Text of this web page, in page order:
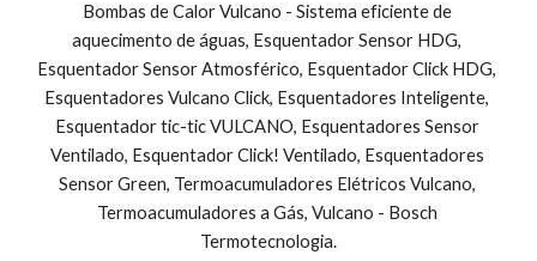
Bombas de Calor Vulcano - Sistema eficiente de
aquecimento de águas, Esquentador Sensor HDG,
Esquentador Sensor Atmosférico, Esquentador Click HDG,
Esquentadores Vulcano Click, Esquentadores Inteligente,
Esquentador tic-tic VULCANO, Esquentadores Sensor
Ventilado, Esquentador Click! Ventilado, Esquentadores
Sensor Green, Termoacumuladores Elétricos Vulcano,
Termoacumuladores a Gás, Vulcano - Bosch
Termotecnologia.